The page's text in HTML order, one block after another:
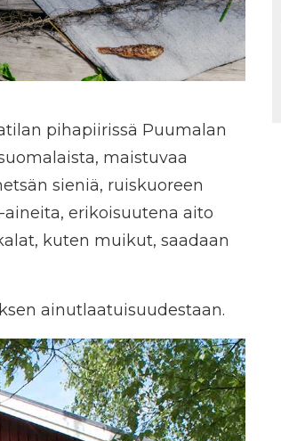
pihapiirissä Puumalan
maistuvaa
sieniä, ruiskuoreen
erikoisuutena aito
kuten muikut, saadaan
ainutlaatuisuudestaan.